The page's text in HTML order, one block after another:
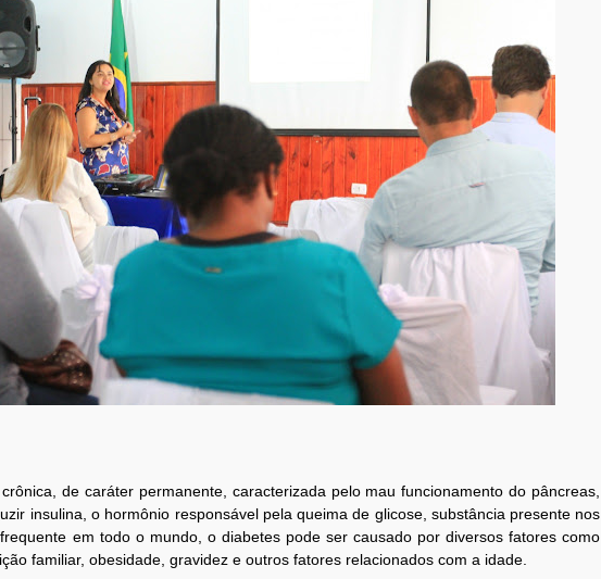
de caráter permanente, caracterizada pelo mau funcionamento do pâncreas,
insulina, o hormônio responsável pela queima de glicose, substância presente nos
em todo o mundo, o diabetes pode ser causado por diversos fatores como
familiar, obesidade, gravidez e outros fatores relacionados com a idade.